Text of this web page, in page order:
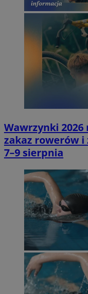
Wawrzynki 2026
zakaz rowerów
7–9 sierpnia